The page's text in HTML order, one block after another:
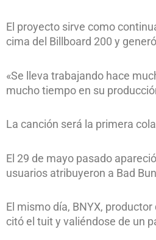
El proyecto sirve como
cima del Billboard 200 y
«Se lleva trabajando hace
mucho tiempo en su
La canción será la primera
El 29 de mayo pasado
usuarios atribuyeron a Bad
El mismo día, BNYX,
citó el tuit y valiéndose de un